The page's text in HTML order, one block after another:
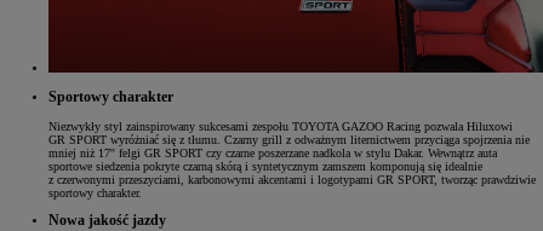
Sportowy charakter
Niezwykły styl zainspirowany sukcesami zespołu TOYOTA GAZOO Racing pozwala Hiluxowi
GR SPORT wyróżniać się z tłumu. Czarny grill z odważnym liternictwem przyciąga spojrzenia nie
mniej niż 17'' felgi GR SPORT czy czarne poszerzane nadkola w stylu Dakar. Wewnątrz auta
sportowe siedzenia pokryte czarną skórą i syntetycznym zamszem komponują się idealnie
z czerwonymi przeszyciami, karbonowymi akcentami i logotypami GR SPORT, tworząc prawdziwie
sportowy charakter.
Nowa jakość jazdy